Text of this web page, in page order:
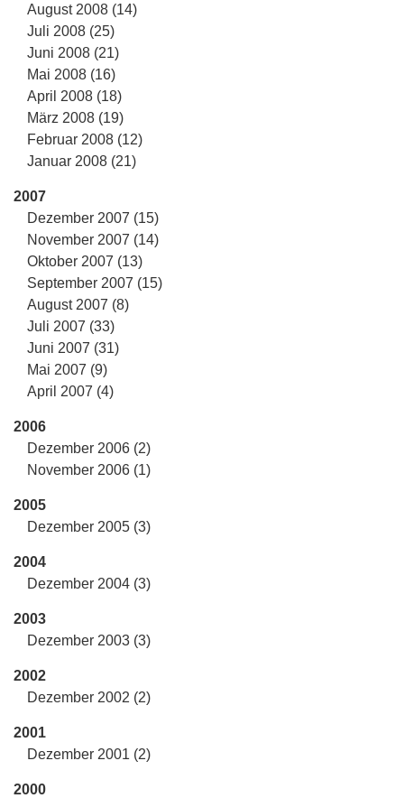
August 2008 (14)
Juli 2008 (25)
Juni 2008 (21)
Mai 2008 (16)
April 2008 (18)
März 2008 (19)
Februar 2008 (12)
Januar 2008 (21)
2007
Dezember 2007 (15)
November 2007 (14)
Oktober 2007 (13)
September 2007 (15)
August 2007 (8)
Juli 2007 (33)
Juni 2007 (31)
Mai 2007 (9)
April 2007 (4)
2006
Dezember 2006 (2)
November 2006 (1)
2005
Dezember 2005 (3)
2004
Dezember 2004 (3)
2003
Dezember 2003 (3)
2002
Dezember 2002 (2)
2001
Dezember 2001 (2)
2000